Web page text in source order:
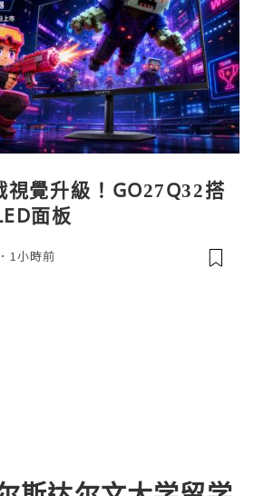
視覺升級！GO27Q32搭
面板
1小時前